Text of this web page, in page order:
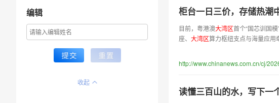
编辑
收起
柜台一日三价，存储热潮
目前，粤港澳大湾区首个“国芯训国
座、 大湾区算力枢纽支点与海量应用
http://www.chinanews.com.cn/cj/
读懂三百山的水，写下一